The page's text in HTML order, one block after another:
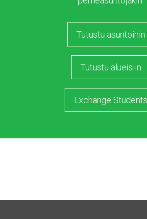
Tutustu asuntoihin
Tutustu alueisiin
Exchange Students